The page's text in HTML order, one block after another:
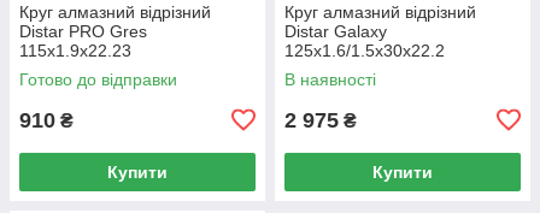
Круг алмазний вiдрiзний
Distar PRO Gres
115x1.9x22.23
Готово до відправки
910 ₴
Купити
Круг алмазний вiдрiзний
Distar Galaxy
125x1.6/1.5x30x22.2
В наявності
2 975 ₴
Купити